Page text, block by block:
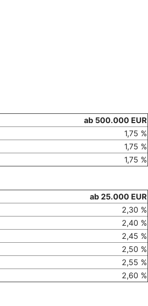
ab 500.000 EUR
1,75 %
1,75 %
1,75 %
ab 25.000 EUR
2,30 %
2,40 %
2,45 %
2,50 %
2,55 %
2,60 %